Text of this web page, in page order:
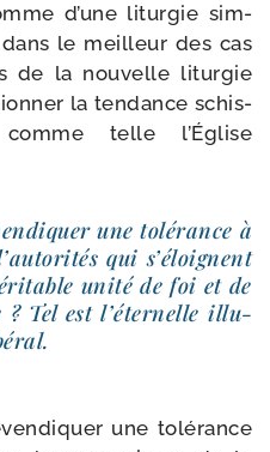
d’une litur­gie sim­
le meilleur des cas
de la nou­velle litur­gie
la ten­dance schis­
telle l’Église
une tolé­rance à
qui s’éloignent
uni­té de foi et de
? Tel est l’éternelle illu­
une tolé­rance